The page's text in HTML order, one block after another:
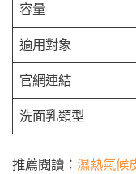
容量
適用對象
官網連結
洗面乳類型
推薦閱讀： 濕熱氣候